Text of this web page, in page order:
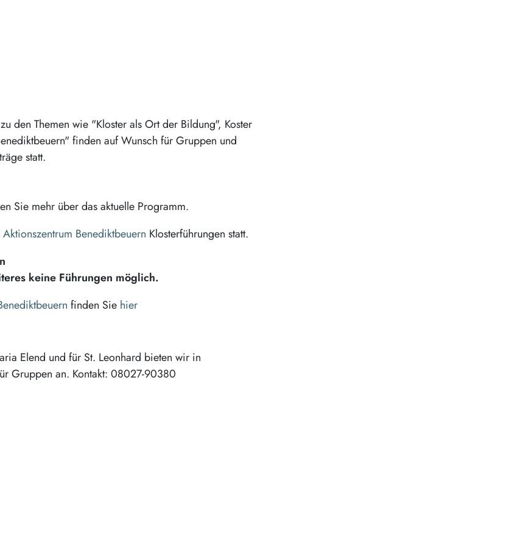
den Themen wie "Kloster als Ort der Bildung", Koster
finden auf Wunsch für Gruppen und
statt.
Sie mehr über das aktuelle Programm.
Aktionszentrum Benediktbeuern Klosterführungen statt.
keine Führungen möglich.
finden Sie hier
Elend und für St. Leonhard bieten wir in
Gruppen an. Kontakt: 08027-90380